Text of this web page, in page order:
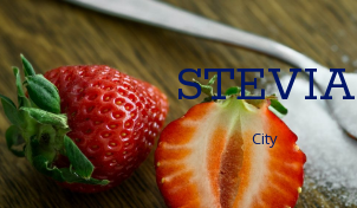
STEVIA
City